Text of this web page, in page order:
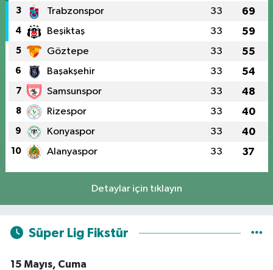
3 Trabzonspor 33 69
4 Beşiktaş 33 59
5 Göztepe 33 55
6 Başakşehir 33 54
7 Samsunspor 33 48
8 Rizespor 33 40
9 Konyaspor 33 40
10 Alanyaspor 33 37
Detaylar için tıklayın
Süper Lig Fikstür
15 Mayıs, Cuma